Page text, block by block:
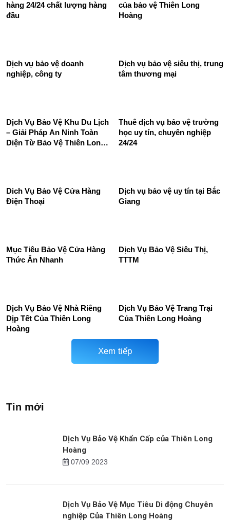
hàng 24/24 chất lượng hàng
đầu
của bảo vệ Thiên Long
Hoàng
Dịch vụ bảo vệ doanh
nghiệp, công ty
Dịch vụ bảo vệ siêu thị, trung
tâm thương mại
Dịch Vụ Bảo Vệ Khu Du Lịch
– Giải Pháp An Ninh Toàn
Diện Từ Bảo Vệ Thiên Long
Thuê dịch vụ bảo vệ trường
học uy tín, chuyên nghiệp
24/24
Dich Vụ Bảo Vệ Cửa Hàng
Điện Thoại
Dịch vụ bảo vệ uy tín tại Bắc
Giang
Mục Tiêu Bảo Vệ Cửa Hàng
Thức Ăn Nhanh
Dịch Vụ Bảo Vệ Siêu Thị,
TTTM
Dịch Vụ Bảo Vệ Nhà Riêng
Dịp Tết Của Thiên Long
Hoàng
Dịch Vụ Bảo Vệ Trang Trại
Của Thiên Long Hoàng
Xem tiếp
Tin mới
Dịch Vụ Bảo Vệ Khẩn Cấp của Thiên Long
Hoàng
07/09 2023
Dịch Vụ Bảo Vệ Mục Tiêu Di động Chuyên
nghiệp Của Thiên Long Hoàng